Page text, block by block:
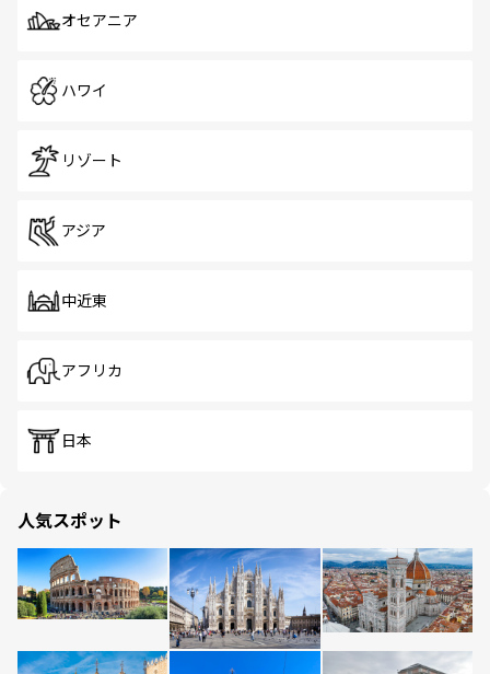
オセアニア
ハワイ
リゾート
アジア
中近東
アフリカ
日本
人気スポット